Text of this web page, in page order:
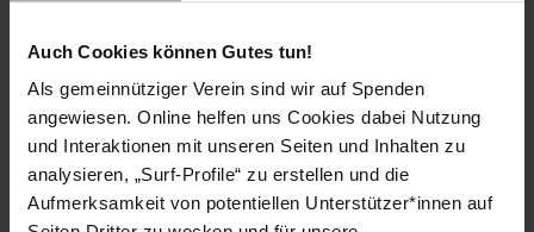
Auch Cookies können Gutes tun!
Als gemeinnütziger Verein sind wir auf Spenden
angewiesen. Online helfen uns Cookies dabei Nutzung
und Interaktionen mit unseren Seiten und Inhalten zu
analysieren, „Surf-Profile“ zu erstellen und die
Aufmerksamkeit von potentiellen Unterstützer*innen auf
Keshvar Doust Street
Tehran, IRAN
(korrekte Anrede: Your Excellency / Exzellenz)
E-Mail:info_leader@leader.ir
Twitter: "#Iran Leader
@khamenei_ir must ensure 5 Ahwazi Arab men are not
executed"